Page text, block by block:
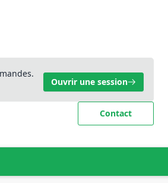
Ouvrir une session
Contact